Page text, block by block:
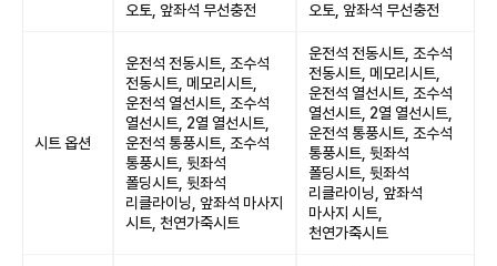
오토, 앞좌석 무선충전
오토, 앞좌석 무선충전
시트 옵션
운전석 전동시트, 조수석
전동시트, 메모리시트,
운전석 열선시트, 조수석
열선시트, 2열 열선시트,
운전석 통풍시트, 조수석
통풍시트, 뒷좌석
폴딩시트, 뒷좌석
리클라이닝, 앞좌석 마사지
시트, 천연가죽시트
운전석 전동시트, 조수석
전동시트, 메모리시트,
운전석 열선시트, 조수석
열선시트, 2열 열선시트,
운전석 통풍시트, 조수석
통풍시트, 뒷좌석
폴딩시트, 뒷좌석
리클라이닝, 앞좌석
마사지 시트,
천연가죽시트